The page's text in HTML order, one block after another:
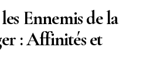
Ennemis de la
: Affinités et